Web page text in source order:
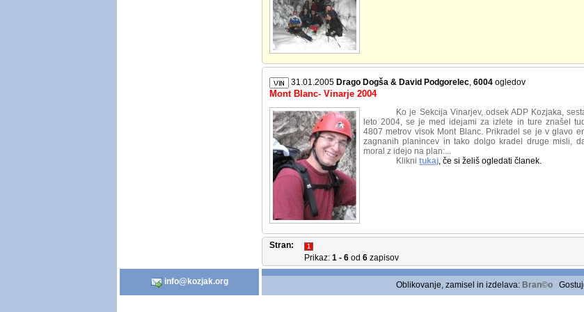
31.01.2005 Drago Dogša & David Podgorelec, 6004 ogledov
Mont Blanc- Vinarje 2004
Ko je Sekcija Vinarjev, odsek ADP Kozjaka,
leto 2004, se je med idejami za izlete in ture znašel
4807 metrov visok Mont Blanc. Prikradel se je v glavo
zagnanih planincev in tako dolgo kradel druge misli,
moral z idejo na plan:...
Kliknitukaj, če si želiš ogledati članek.
Stran: 1
Prikaz: 1 - 6 od 6 zapisov
info@kozjak.org Oblikovanje, zamisel in izdelava: Bran©o